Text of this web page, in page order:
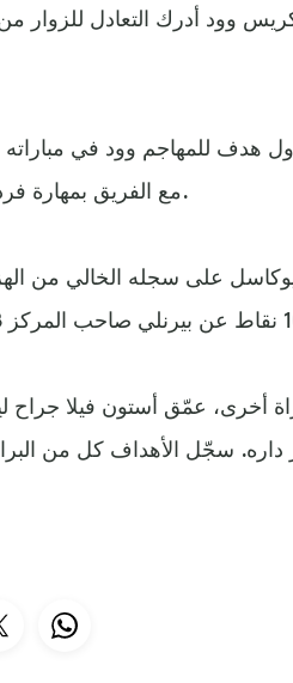
وود أدرك التعادل للزوار
هدف للمهاجم وود في مباراته
مع الفريق بمهارة فردية مذهلة في الدقيقة 66 بضربة كعب بعد ركلة ركنية.
أخرى، عمّق أستون فيلا جراح